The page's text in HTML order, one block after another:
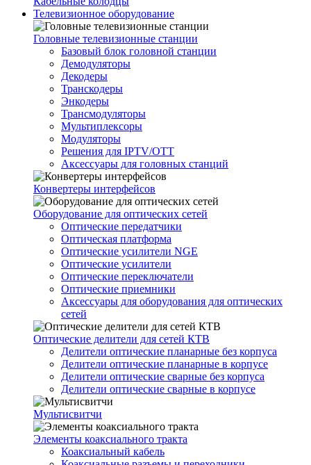
Телевизионное оборудование
Головные телевизионные станции
Базовый блок головной станции
Демодуляторы
Декодеры
Транскодеры
Энкодеры
Трансмодуляторы
Мультиплексоры
Модуляторы
Решения для IPTV/OTT
Аксессуары для головных станций
Конвертеры интерфейсов
Оборудование для оптических сетей
Оптические передатчики
Оптическая платформа
Оптические усилители NGE
Оптические усилители
Оптические переключатели
Оптические приемники
Аксессуары для оборудования для оптических
сетей
Оптические делители для сетей КТВ
Делители оптические планарные без корпуса
Делители оптические планарные в корпусе
Делители оптические сварные без корпуса
Делители оптические сварные в корпусе
Мультисвитчи
Элементы коаксиального тракта
Коаксиальный кабель